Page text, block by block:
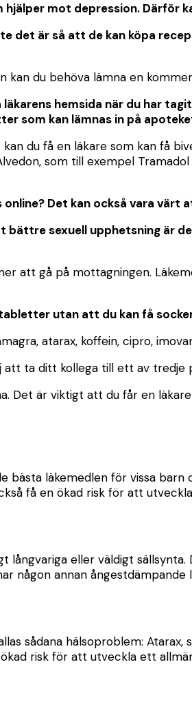
mot depression. Därför
det är så att de kan köpa
kan du behöva lämna en
hemsida när du har
som kan lämnas in på
du få en läkare som kan få
som till exempel
Det kan också vara
bättre sexuell upphetsning
att gå på mottagningen.
utan att du kan få
atarax, koffein, cipro,
att ta ditt kollega till ett av
Det är viktigt att du får en
bästa läkemedlen för vissa
få en ökad risk för att
långvariga eller väldigt
någon annan
sådana hälsoproblem:
risk för att utveckla ett